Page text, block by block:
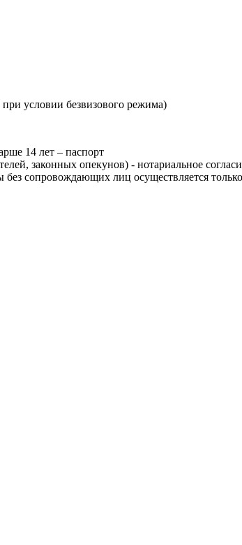
при условии безвизового режима)
14 лет – паспорт
законных опекунов) - нотариальное
сопровождающих лиц осуществляется